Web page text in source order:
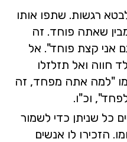
רגשות. שתפו אותו
שאתה פוחד. זה
אני קצת פוחד". אל
חווה ואל תזלזלו
"למה אתה מפחד, זה
וכ"ו.
כל שניתן כדי לשמור
הזכירו לו אנשים